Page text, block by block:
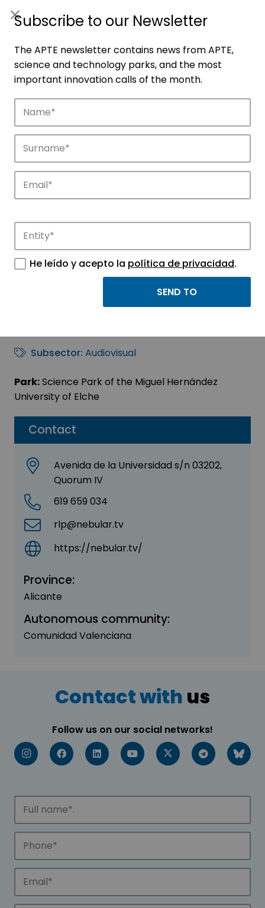
Companies
Discover the companies that drive
innovation in APTE’s parks.
Contact
Avenida de la Universidad s/n 03202,
Quorum IV
619 659 034
rlp@nebular.tv
https://nebular.tv/
Province:
Alicante
Autonomous community:
Comunidad Valenciana
NEBULAR STREAMS, SL
TELECOMMUNICATIONS
Subsector: Audiovisual
Park:Science Park of the Miguel Hernández
University of Elche
Contact with us
Follow us on our social networks!
Subscribe to our Newsletter
The APTE newsletter contains news from APTE,
science and technology parks, and the most
important innovation calls of the month.
He leído y acepto la política de privacidad.